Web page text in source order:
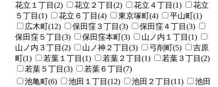
花立１丁目(2)
花立２丁目(2) 花立４丁目(1)
花立
５丁目(1)
花立６丁目(4) 東京塚町(4)
平山町(1)
広木町(12)
保田窪３丁目(3)
保田窪４丁目(3)
保田窪５丁目(3)
保田窪本町(3)
山ノ内１丁目(1)
山ノ内３丁目(2)
山ノ神２丁目(3) 弓削町(5)
吉原
町(1)
若葉１丁目(1) 若葉２丁目(1)
若葉３丁目(2)
若葉５丁目(3)
若葉６丁目(7)
池亀町(6) 池田１丁目(12) 池田２丁目(11)
池田